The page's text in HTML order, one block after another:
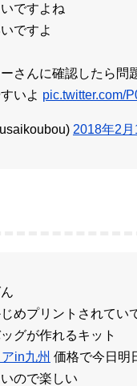
ですよね
ですよ
さんに確認したら問
いよ pic.twitter.com/
2018年2
めプリントされてい
グが作れるキット
in九州 価格で今日明
ので楽しい